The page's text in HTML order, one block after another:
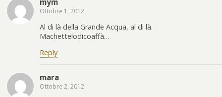
Ottobre 1, 2012
Al di là della Grande Acqua, al di là.
Machettelodicoaffà…
Reply
mara
Ottobre 2, 2012